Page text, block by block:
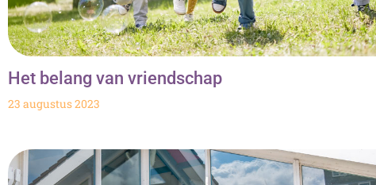
Het belang van vriendschap
23 augustus 2023